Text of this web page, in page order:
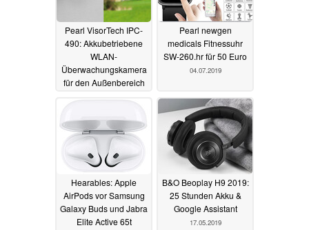
Pearl VisorTech IPC-
490: Akkubetriebene
WLAN-
Überwachungskamera
für den Außenbereich
Pearl newgen
medicals Fitnessuhr
SW-260.hr für 50 Euro
04.07.2019
Hearables: Apple
AirPods vor Samsung
Galaxy Buds und Jabra
Elite Active 65t
B&O Beoplay H9 2019:
25 Stunden Akku &
Google Assistant
17.05.2019